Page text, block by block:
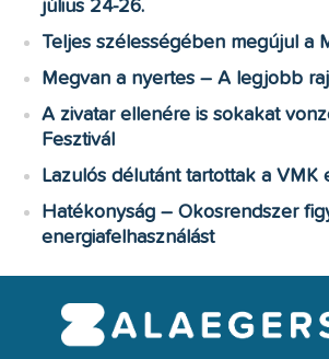
július 24-26.
Teljes szélességében megújul a
Megvan a nyertes – A legjobb
A zivatar ellenére is sokakat
Fesztivál
Lazulós délutánt tartottak a VMK
Hatékonyság – Okosrendszer
energiafelhasználást